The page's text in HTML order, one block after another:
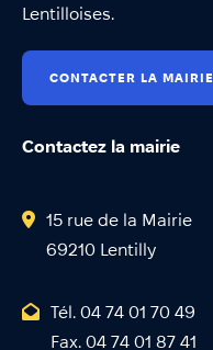
Lentilloises.
CONTACTER LA MAIRIE
Contactez la mairie
15 rue de la Mairie
69210 Lentilly
Tél. 04 74 01 70 49
Fax. 04 74 01 87 41